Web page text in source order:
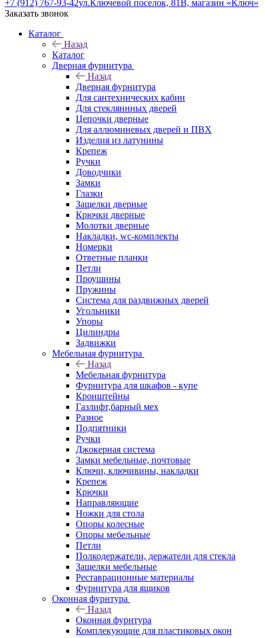
+7 (912) 767-93-42ул.Ключевой поселок, 81В, магазин «Ключ»
Заказать звонок
Каталог
Назад
Каталог
Дверная фурнитура
Назад
Дверная фурнитура
Для сантехнических кабин
Для стекляннных дверей
Цепочки дверные
Для аллюминевых дверей и ПВХ
Изделия из латунины
Крепеж
Ручки
Доводчики
Замки
Глазки
Защелки дверные
Крючки дверные
Молотки дверные
Накладки, wc-комплекты
Номерки
Ответные планки
Петли
Проушины
Пружины
Система для раздвижных дверей
Угольники
Упоры
Цилиндры
Задвижки
Мебельная фурнитура
Назад
Мебельная фурнитура
Фурнитура для шкафов - купе
Кронштейны
Газлифт,барный мех
Разное
Подпятники
Ручки
Джокерная система
Замки мебельные, почтовые
Ключи, ключивины, накладки
Крепеж
Крючки
Направляющие
Ножки для стола
Опоры колесные
Опоры мебельные
Петли
Полкодержатели, держатели для стекла
Защелки мебельные
Реставрационные материалы
Фурнитура для ящиков
Оконная фурнтура
Назад
Оконная фурнтура
Комплекующие для пластиковых окон